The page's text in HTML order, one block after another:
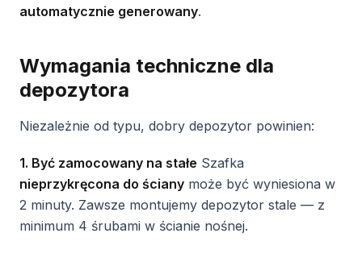
automatycznie generowany.
Wymagania techniczne dla
depozytora
Niezależnie od typu, dobry depozytor powinien:
1. Być zamocowany na stałe Szafka
nieprzykręcona do ściany może być wyniesiona w
2 minuty. Zawsze montujemy depozytor stale — z
minimum 4 śrubami w ścianie nośnej.